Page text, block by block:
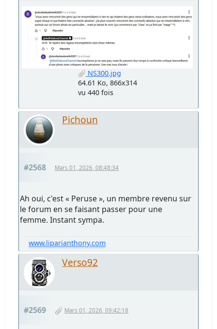
NS300.jpg
64.61 Ko, 866x314
vu 440 fois
Pichoun
#2568 Mars 01, 2026, 08:48:34
Ah oui, c'est « Peruse », un membre revenu sur
le forum en se faisant passer pour une
femme. Instant sympa.
www.liparianthony.com
Verso92
#2569 Mars 01, 2026, 09:42:18